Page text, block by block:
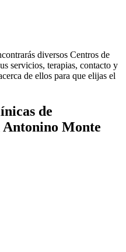
diversos Centros de
servicios, terapias, contacto y
de ellos para que elijas el
de
Antonino Monte